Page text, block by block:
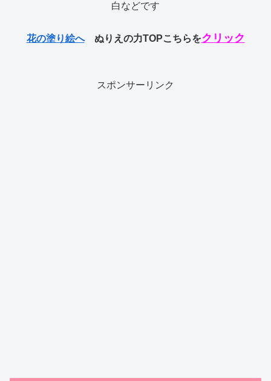
白などです
花の塗り絵へぬりえの力TOPこちらをクリック
スポンサーリンク